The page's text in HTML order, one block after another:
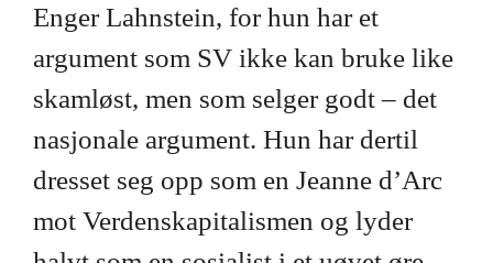
Enger Lahnstein, for hun har et
argument som SV ikke kan bruke like
skamløst, men som selger godt – det
nasjonale argument. Hun har dertil
dresset seg opp som en Jeanne d’Arc
mot Verdenskapitalismen og lyder